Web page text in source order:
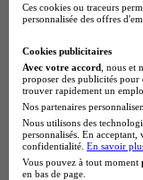
Ces cookies ou traceurs
personnalisée des offres
Cookies publicitaires
Avec votre accord , nous
proposer des publicités pour
trouver rapidement un
Nos partenaires
Nous utilisons des
personnalisés. En
confidentialité. En savoir
Vous pouvez à tout moment
en bas de page.